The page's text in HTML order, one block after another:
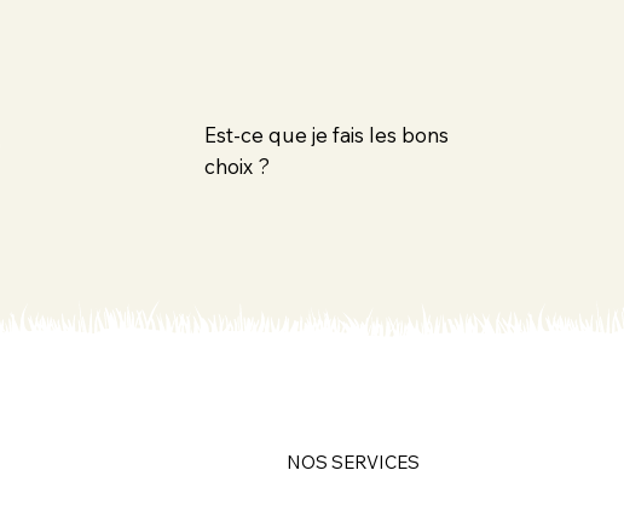
Est-ce que je fais les bons
choix ?
NOS SERVICES